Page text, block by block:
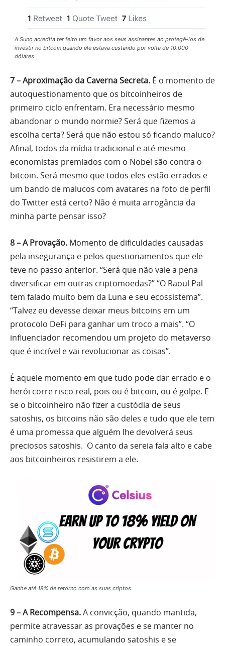
A Suno acredita ter feito um favor aos seus assinantes ao protegê-los de
investir no bitcoin quando ele estava custando por volta de 10.000
dólares.
7 – Aproximação da Caverna Secreta. É o momento de
autoquestionamento que os bitcoinheiros de
primeiro ciclo enfrentam. Era necessário mesmo
abandonar o mundo normie? Será que fizemos a
escolha certa? Será que não estou só ficando maluco?
Afinal, todos da mídia tradicional e até mesmo
economistas premiados com o Nobel são contra o
bitcoin. Será mesmo que todos eles estão errados e
um bando de malucos com avatares na foto de perfil
do Twitter está certo? Não é muita arrogância da
minha parte pensar isso?
8 – A Provação. Momento de dificuldades causadas
pela insegurança e pelos questionamentos que ele
teve no passo anterior. “Será que não vale a pena
diversificar em outras criptomoedas?” “O Raoul Pal
tem falado muito bem da Luna e seu ecossistema”.
“Talvez eu devesse deixar meus bitcoins em um
protocolo DeFi para ganhar um troco a mais”. “O
influenciador recomendou um projeto do metaverso
que é incrível e vai revolucionar as coisas”.
É aquele momento em que tudo pode dar errado e o
herói corre risco real, pois ou é bitcoin, ou é golpe. E
se o bitcoinheiro não fizer a custódia de seus
satoshis, os bitcoins não são deles e tudo que ele tem
é uma promessa que alguém lhe devolverá seus
preciosos satoshis. O canto da sereia fala alto e cabe
aos bitcoinheiros resistirem a ele.
Ganhe até 18% de retorno com as suas criptos.
9 – A Recompensa.A convicção, quando mantida,
permite atravessar as provações e se manter no
caminho correto, acumulando satoshis e se